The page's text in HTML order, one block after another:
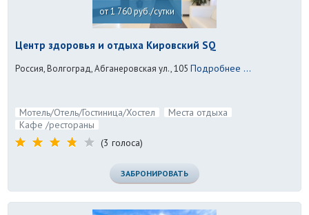
от 1 760 руб./сутки
Центр здоровья и отдыха Кировский SQ
Россия, Волгоград, Абганеровская ул., 105 Подробнее ...
Мотель/Отель/Гостиница/Хостел
Места отдыха
Кафе /рестораны
(3 голоса)
ЗАБРОНИРОВАТЬ